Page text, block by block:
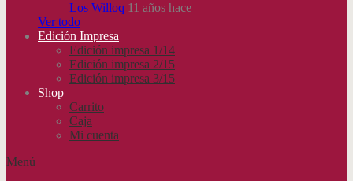
Los Willoq 11 años hace
Ver todo
Edición Impresa
Edición impresa 1/14
Edición impresa 2/15
Edición impresa 3/15
Shop
Carrito
Caja
Mi cuenta
Menú